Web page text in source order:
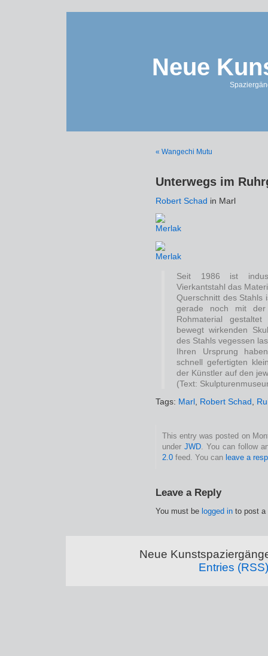
Neue
« Wangechi Mutu
Unterwegs im
Robert Schad in Marl
Seit 1986 ist
Vierkantstahl das
Querschnitt des Stahls
gerade noch mit
Rohmaterial
bewegt wirkenden
des Stahls vegessen
Ihren Ursprung
schnell gefertigten
der Künstler auf den
(Text:
Tags: Marl, Robert Schad,
This entry was posted on
under JWD. You can follow
2.0 feed. You can leave a
Leave a Reply
You must be logged in to post a
Neue
Entries (RSS)